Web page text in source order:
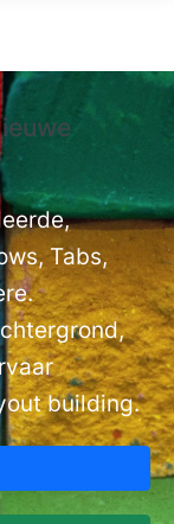
Tabs,
building.